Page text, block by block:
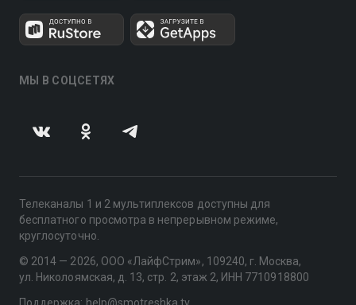
МЫ В СОЦСЕТЯХ
Телеканалы 1 и 2 мультиплексов доступны для
бесплатного просмотра в непрерывном режиме,
круглосуточно.
© 2014 — 2026, ООО «ЛайфСтрим», 109240, г. Москва,
ул. Николоямская, д. 13, стр. 2, этаж 2, ИНН 7710918800